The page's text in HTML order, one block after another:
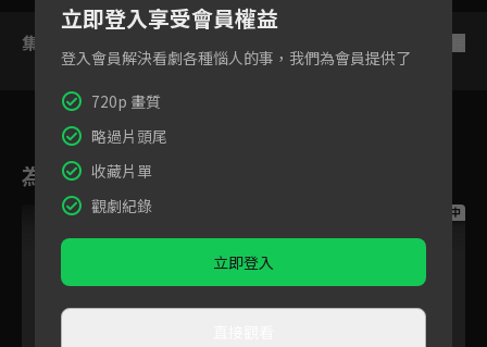
集數列表
為您推薦
跟播中 跟播中
立即登入享受會員權益
登入會員解決看劇各種惱人的事，我們為會員提供了
720p 畫質
略過片頭尾
收藏片單
觀劇紀錄
立即登入